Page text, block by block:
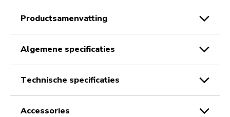
productsamenvatting
algemene specificaties
technische specificaties
accessories